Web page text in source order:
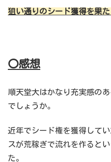
狙い通りのシード獲得を果た
〇感想
順天堂大はかなり充実感の
でしょうか。
近年でシード権を獲得して
スが荒稼ぎで流れを作ると
た。